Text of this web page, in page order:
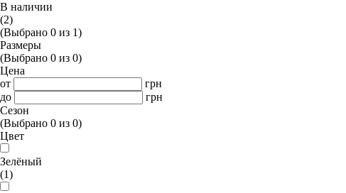
В наличии
(2)
(Выбрано 0 из 1)
Размеры
(Выбрано 0 из 0)
Цена
от
грн
до
грн
Сезон
(Выбрано 0 из 0)
Цвет
Зелёный
(1)